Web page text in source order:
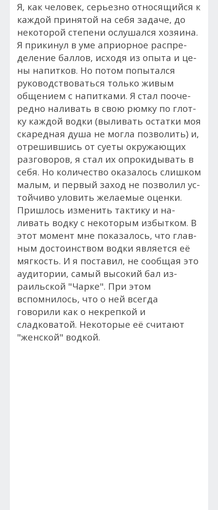
Я, как че­ловек, серь­ез­но от­но­сящий­ся к
каж­дой при­нятой на се­бя за­даче, до
некоторой степени ослушался хозяина.
Я при­кинул в уме ап­ри­ор­ное рас­пре­
деле­ние бал­лов, ис­хо­дя из опы­та и це­
ны на­пит­ков. Но по­том попытался
руководствоваться только живым
общением с напитками. Я стал по­оче­
ред­но на­ливать в свою рюм­ку по глот­
ку каж­дой вод­ки (выливать ос­татки моя
ска­ред­ная ду­ша не мог­ла позво­лить) и,
от­ре­шив­шись от су­еты окружа­ющих
раз­го­воров, я стал их оп­ро­киды­вать в
се­бя. Но ко­личес­тво ока­залось слишком
ма­лым, и пер­вый за­ход не поз­во­лил ус­
той­чи­во уло­вить же­ла­емые оцен­ки.
Пришлось изме­нить так­ти­ку и на­
ливать вод­ку с не­кото­рым избытком. В
этот мо­мент мне по­каза­лось, что глав­
ным дос­то­инс­твом вод­ки яв­ля­ет­ся её
мягкость. И я пос­та­вил, не сообщая это
ауди­тории, са­мый вы­сокий бал из­
раильской "Чар­ке". При этом
вспомнилось, что о ней всегда
говорили как о нек­репкой и
сладковатой. Некоторые её считают
"женской" водкой.